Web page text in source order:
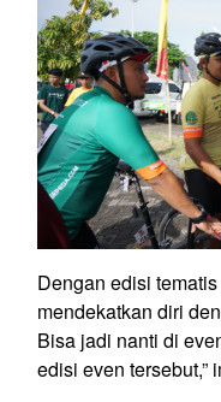
Dengan edisi
mendekatkan diri
Bisa jadi nanti di
edisi even tersebut,”